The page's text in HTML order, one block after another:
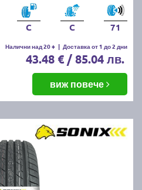
C C 71
Налични над 20 + | Доставка от 1 до 2 дни
43.48 € / 85.04 лв.
виж повече